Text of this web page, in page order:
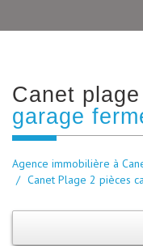
canet plage
garage
Agence immobilière à
Canet Plage 2 pièces